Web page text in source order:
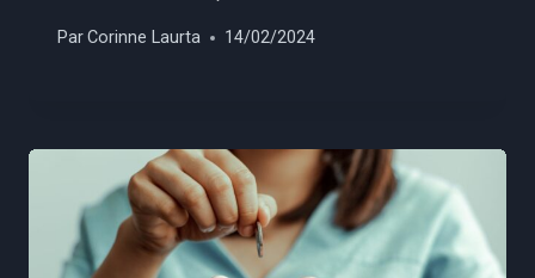
ParCorinne Laurta 14/02/2024